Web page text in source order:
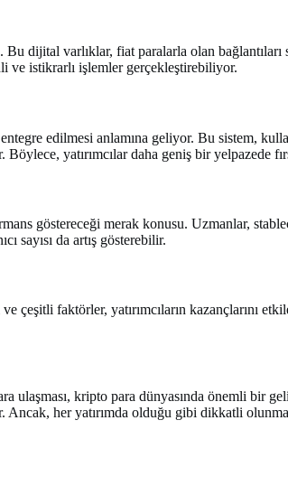
dijital varlıklar, fiat paralarla olan
ve istikrarlı işlemler gerçekleştirebiliyor.
edilmesi anlamına geliyor. Bu sistem,
yatırımcılar daha geniş bir yelpazede
göstereceği merak konusu. Uzmanlar,
sayısı da artış gösterebilir.
çeşitli faktörler, yatırımcıların kazançlarını
ulaşması, kripto para dünyasında önemli bir
Ancak, her yatırımda olduğu gibi dikkatli